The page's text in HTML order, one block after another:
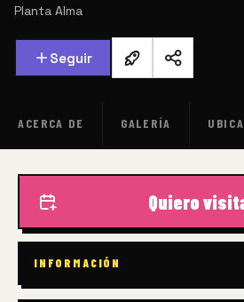
Planta Alma
Seguir
ACERCA DE GALERÍA
Quiero
INFORMACIÓN